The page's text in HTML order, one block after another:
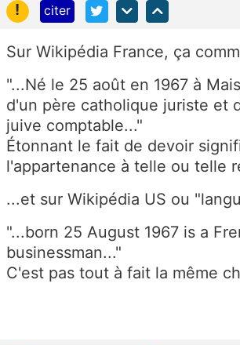
! citer
Sur Wikipédia France, ça
"...Né le 25 août en 1967 à
d'un père catholique juriste et
juive comptable..."
Étonnant le fait de devoir
l'appartenance à telle ou telle
...et sur Wikipédia US ou
"...born 25 August 1967 is a
businessman..."
C'est pas tout à fait la même